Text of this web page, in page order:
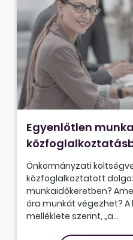
Egyenlőtlen
Önkormányzati
közfoglalkoztatott
munkaidőkeretben?
óra munkát végezhet?
melléklete szerint, „a...